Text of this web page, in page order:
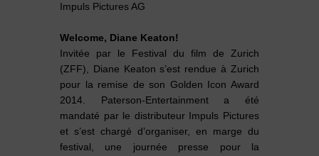
Impuls Pictures AG
Welcome, Diane Keaton!
Invitée par le Festival du film de Zurich
(ZFF), Diane Keaton s’est rendue à Zurich
pour la remise de son Golden Icon Award
2014. Paterson-Entertainment a été
mandaté par le distributeur Impuls Pictures
et s’est chargé d’organiser, en marge du
festival, une journée presse pour la